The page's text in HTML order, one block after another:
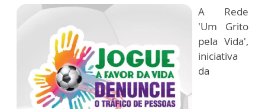
A Rede
'Um Grito
pela Vida',
iniciativa
da